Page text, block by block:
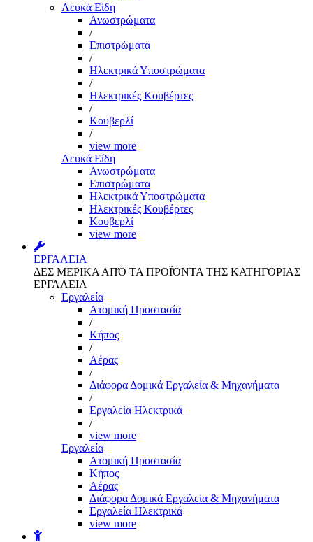
Λευκά Είδη
Ανωστρώματα
/
Επιστρώματα
/
Ηλεκτρικά Υποστρώματα
/
Ηλεκτρικές Κουβέρτες
/
Κουβερλί
/
view more
Λευκά Είδη
Ανωστρώματα
Επιστρώματα
Ηλεκτρικά Υποστρώματα
Ηλεκτρικές Κουβέρτες
Κουβερλί
view more
ΕΡΓΑΛΕΙΑ
ΔΕΣ ΜΕΡΙΚΑ ΑΠΌ ΤΑ ΠΡΟΪΌΝΤΑ ΤΗΣ ΚΑΤΗΓΟΡΙΑΣ
ΕΡΓΑΛΕΙΑ
Εργαλεία
Aτομική Προστασία
/
Kήπος
/
Αέρας
/
Διάφορα Δομικά Εργαλεία & Μηχανήματα
/
Εργαλεία Ηλεκτρικά
/
view more
Εργαλεία
Aτομική Προστασία
Kήπος
Αέρας
Διάφορα Δομικά Εργαλεία & Μηχανήματα
Εργαλεία Ηλεκτρικά
view more